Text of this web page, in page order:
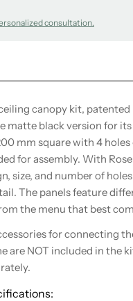
consultation.
canopy kit,
matte black version for its
mm square with 4
for assembly. With
size, and number of
The panels feature
the menu that best
for connecting
are NOT included in the